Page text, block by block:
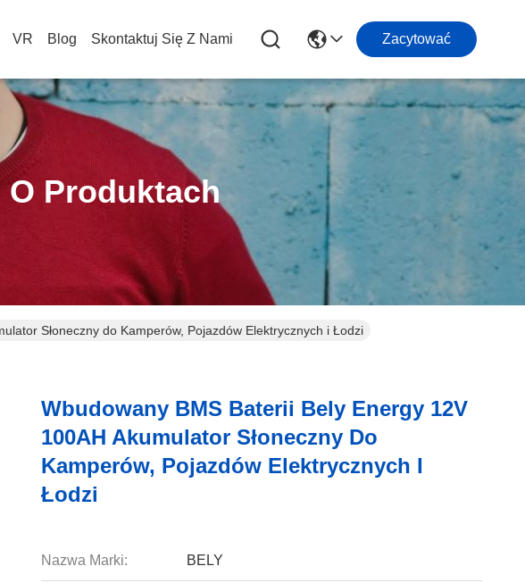
VR Blog Skontaktuj Się Z Nami Zacytować
O Produktach
Słoneczny do Kamperów, Pojazdów Elektrycznych i Łodzi
Wbudowany BMS Baterii Bely Energy 12V
100AH Akumulator Słoneczny Do
Kamperów, Pojazdów Elektrycznych I
Łodzi
Nazwa Marki: BELY